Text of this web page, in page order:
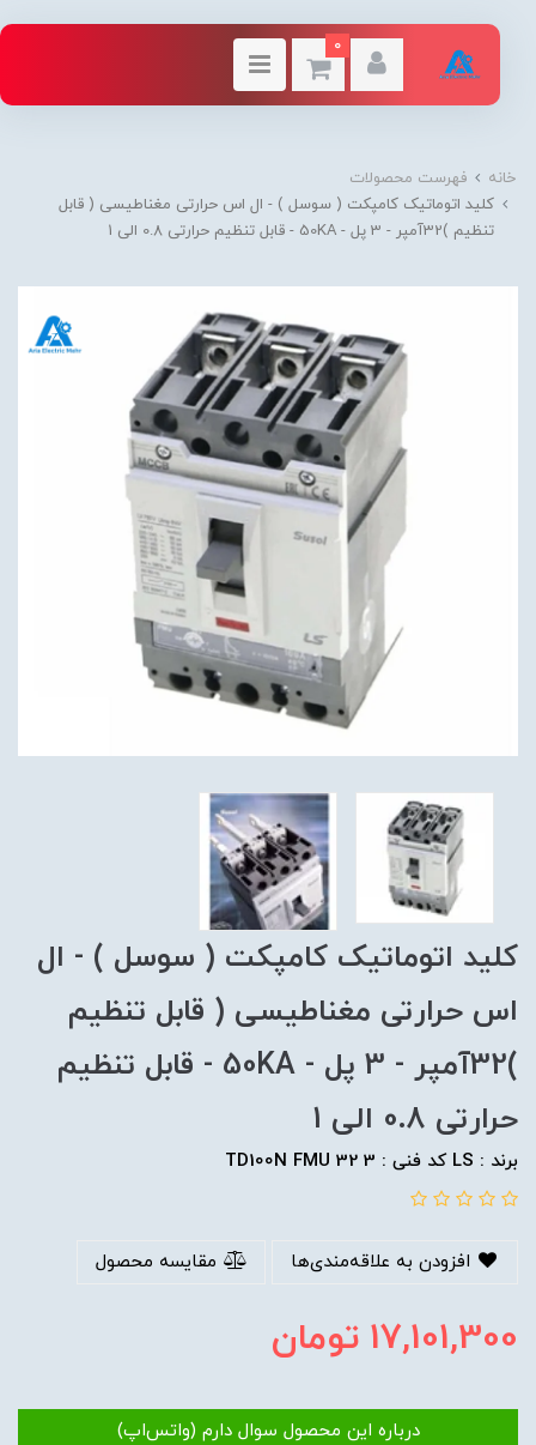
0
خانه
فهرست محصولات
کلید اتوماتیک کامپکت ( سوسل ) - ال اس حرارتی مغناطیسی ( قابل
تنظیم )32آمپر - 3 پل - 50KA - قابل تنظیم حرارتی 0.8 الی 1
کلید اتوماتیک کامپکت ( سوسل ) - ال
اس حرارتی مغناطیسی ( قابل تنظیم
)32آمپر - 3 پل - 50KA - قابل تنظیم
حرارتی 0.8 الی 1
برند : LS کد فنی : TD100N FMU 32 3
افزودن به علاقه‌مندی‌ها مقایسه محصول
17,101,300تومان
درباره این محصول سوال دارم (واتس‌اپ)